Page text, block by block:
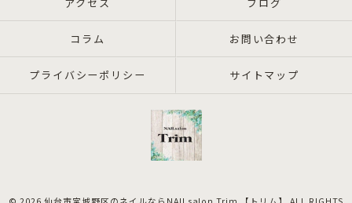
コラム お問い合わせ
プライバシーポリシー サイトマップ